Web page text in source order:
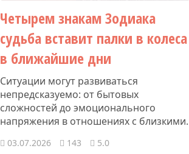
Четырем знакам Зодиака
судьба вставит палки в колеса
в ближайшие дни
Ситуации могут развиваться
непредсказуемо: от бытовых
сложностей до эмоционального
напряжения в отношениях с близкими.
03.07.2026 143 5.0